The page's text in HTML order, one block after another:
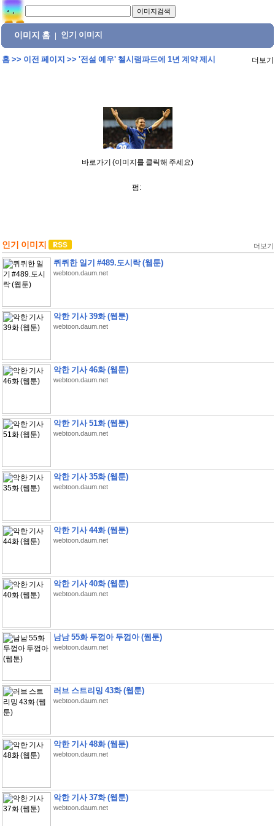
이미지 홈 인기 이미지
홈>> 이전 페이지 >> '전설 예우' 첼시램파드에 1년 계약 제시 더보기
바로가기 (이미지를 클릭해 주세요)
펌:
인기 이미지 더보기
퀴퀴한 일기 #489.도시락 (웹툰)
webtoon.daum.net
악한 기사 39화 (웹툰)
webtoon.daum.net
악한 기사 46화 (웹툰)
webtoon.daum.net
악한 기사 51화 (웹툰)
webtoon.daum.net
악한 기사 35화 (웹툰)
webtoon.daum.net
악한 기사 44화 (웹툰)
webtoon.daum.net
악한 기사 40화 (웹툰)
webtoon.daum.net
남남 55화 두껍아 두껍아 (웹툰)
webtoon.daum.net
러브 스트리밍 43화 (웹툰)
webtoon.daum.net
악한 기사 48화 (웹툰)
webtoon.daum.net
악한 기사 37화 (웹툰)
webtoon.daum.net